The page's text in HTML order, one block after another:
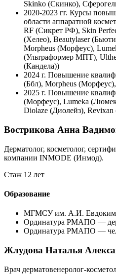
Skinko (Скинко),
2020-2023 гг. Курсы
области аппаратной
RF (Сикрет РФ), Skin
(Хелео), Beautylaser
Morpheus (Морфеус),
(Ультраформер МПТ),
(Кандела))
2024 г. Повышение
(Ббл), Morpheus
2025 г. Повышение
(Морфеус), Lumeka
Diolaze (Диолейз), Revixan
Вострикова Анна
Дерматолог, косметолог,
компании INMODE (Инмод).
Стаж 12 лет
Образование
МГМСУ им. А.И.
Ординатура РМАПО —
Ординатура РМАПО —
Жлудова Наталья
Врач дерматовенеролог-